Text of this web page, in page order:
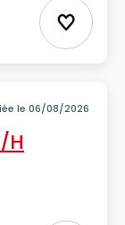
Ajouter
le 06/08/2026
H